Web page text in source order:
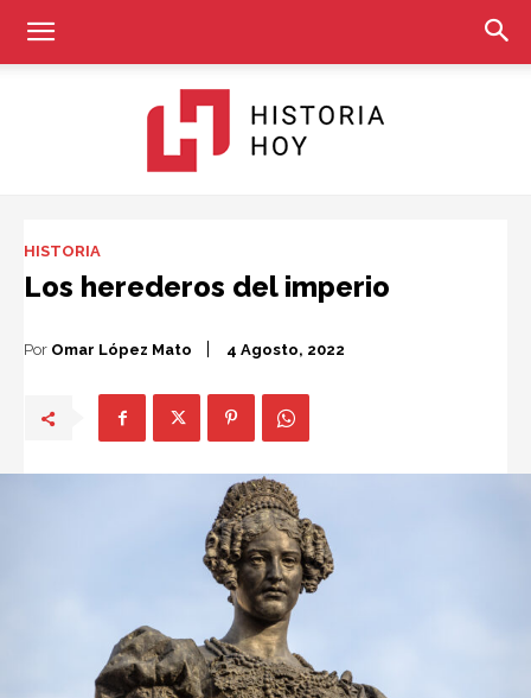
HISTORIA
Los herederos del imperio
Por Omar López Mato 4 Agosto, 2022